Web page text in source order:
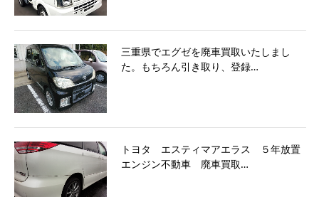
三重県でエグゼを廃車買取いたしまし
た。もちろん引き取り、登録…
トヨタ エスティマアエラス ５年放置
エンジン不動車 廃車買取…